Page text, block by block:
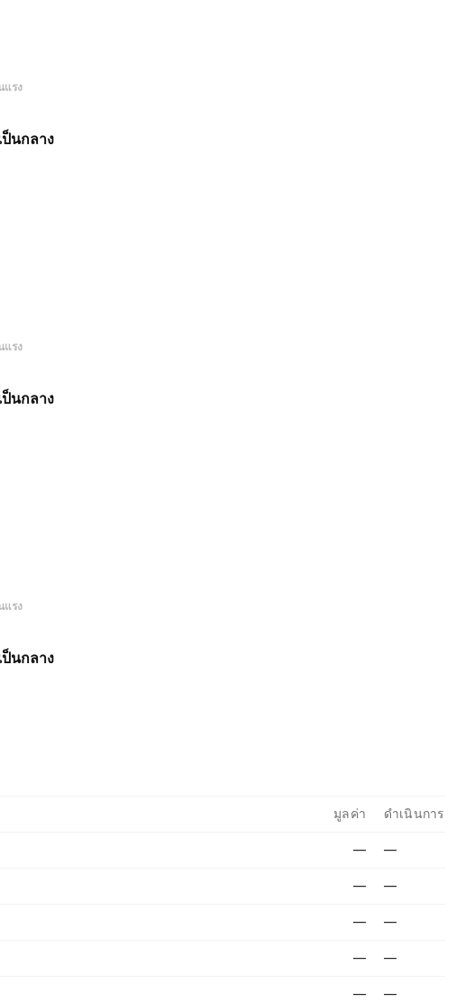
แรง
ป็นกลาง
แรง
ป็นกลาง
แรง
ป็นกลาง
มูลค่า ดำเนินการ
— —
— —
— —
— —
— —